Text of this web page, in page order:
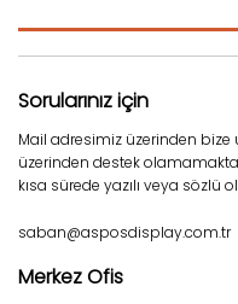
Sorularınız için
Mail adresimiz üzerinden
üzerinden destek
kısa sürede yazılı veya
saban@asposdisplay.com.tr
Merkez Ofis